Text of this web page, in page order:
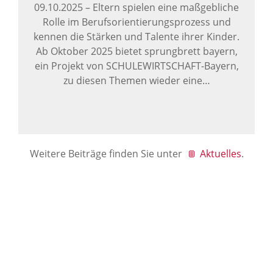
09.10.2025– Eltern spielen eine maßgebliche
Rolle im Berufsorientierungsprozess und
kennen die Stärken und Talente ihrer Kinder.
Ab Oktober 2025 bietet sprungbrett bayern,
ein Projekt von SCHULEWIRTSCHAFT-Bayern,
zu diesen Themen wieder eine…
Weitere Beiträge finden Sie unter Aktuelles.